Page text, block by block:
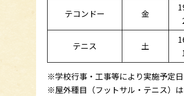
テコンドー 金
テニス 土
※学校行事・工事等により実施予定
※屋外種目（フットサル・テニス）